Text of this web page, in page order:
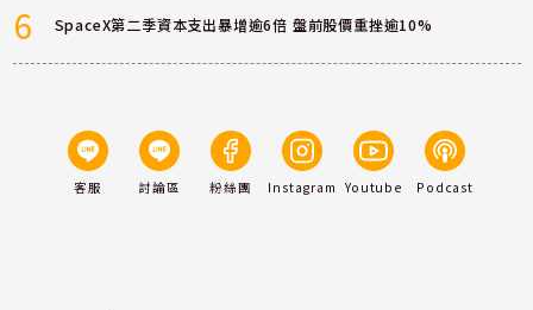
6 SpaceX第二季資本支出暴增逾6倍 盤前股價重挫逾10%
客服 討論區 粉絲團 Instagram Youtube Podcast